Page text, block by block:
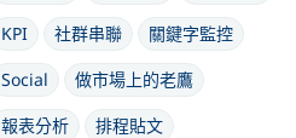
KPI
社群串聯
關鍵字監控
Social
做市場上的老鷹
報表分析
排程貼文